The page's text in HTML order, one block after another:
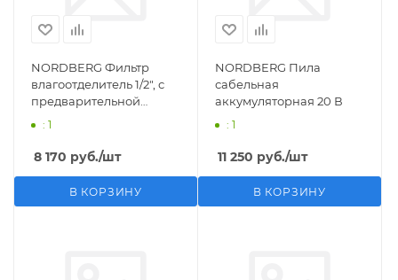
NORDBERG Фильтр
влагоотделитель 1/2", с
предварительной
фильтрацией
: 1
8 170 руб./шт
В КОРЗИНУ
NORDBERG Пила
сабельная
аккумуляторная 20 В
: 1
11 250 руб./шт
В КОРЗИНУ